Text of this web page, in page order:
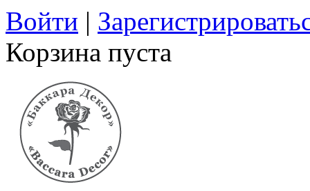
Войти |
Корзина пуста